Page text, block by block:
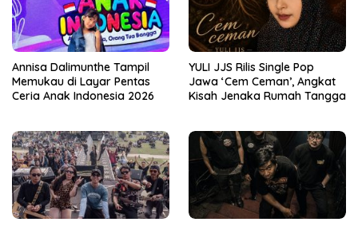
Annisa Dalimunthe Tampil
Memukau di Layar Pentas
Ceria Anak Indonesia 2026
YULI JJS Rilis Single Pop
Jawa ‘Cem Ceman’, Angkat
Kisah Jenaka Rumah Tangga